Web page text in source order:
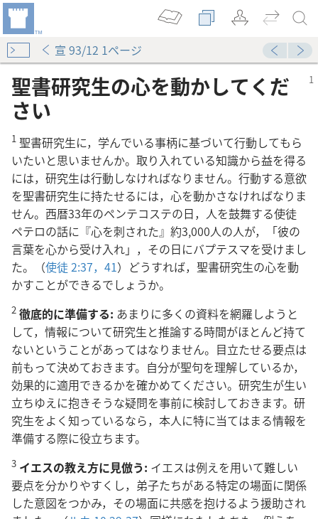
宣 93/12 1ページ
を学んでいる人を助ける
パート2）
2020
聖書研究生の心を動かしてくだ
さい
1 聖書研究生に，学んでいる事柄に基づいて行動してもら
いたいと思いませんか。取り入れている知識から益を得る
には，研究生は行動しなければなりません。行動する意欲
を聖書研究生に持たせるには，心を動かさなければなりま
せん。西暦33年のペンテコステの日，人を鼓舞する使徒
ペテロの話に『心を刺された』約3,000人の人が，「彼の
言葉を心から受け入れ」，その日にバプテスマを受けまし
た。（使徒 2:37， 41）どうすれば，聖書研究生の心を動
かすことができるでしょうか。
2 徹底的に準備する: あまりに多くの資料を網羅しようと
して，情報について研究生と推論する時間がほとんど持て
ないということがあってはなりません。目立たせる要点は
前もって決めておきます。自分が聖句を理解しているか，
効果的に適用できるかを確かめてください。研究生が生い
立ちゆえに抱きそうな疑問を事前に検討しておきます。研
究生をよく知っているなら，本人に特に当てはまる情報を
準備する際に役立ちます。
3 イエスの教え方に見倣う: イエスは例えを用いて難しい
要点を分かりやすくし，弟子たちがある特定の場面に関係
した意図をつかみ，その場面に共感を抱けるよう援助され